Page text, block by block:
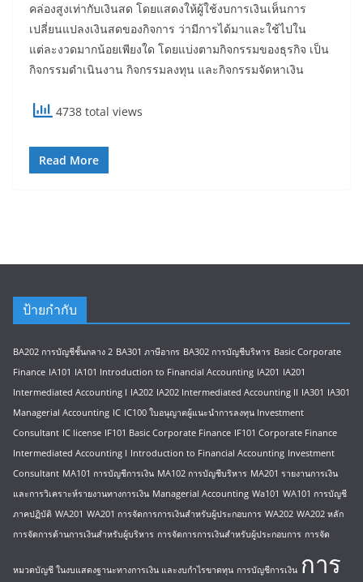
คล่องสูงเท่ากับเงินสด โดยแสดงให้ผู้ใช้งบการเงินเห็นการ
เปลี่ยนแปลงเงินสดของกิจการ ว่ามีการได้มาและใช้ไปใน
แต่ละงวดมากน้อยเพียงใด โดยแบ่งตามกิจกรรมของธุรกิจ เป็น
กิจกรรมดำเนินงาน กิจกรรมลงทุน และกิจกรรมจัดหาเงิน
4738 total views
Read More
ป้ายกำกับ
BA202 การบัญชีชั้นกลาง 2 BA301 ภาษีอากร BA302 การบัญชีบริหาร Basic Corporate
Finance IA101 IA101 Introduction to Financial Accounting IA201 IA201
Intermediated Accounting I IA202 IA202 Intermediated Accounting II IA301 IA301
Managerial Accounting IC IC100 ใบอนุญาตผู้แนะนำการลงทุน Investment
Consultant IC license IF101 Basic Corporate Finance IF101 Corporate Finance
Intermediated Accounting I Introduction to Financial Accounting Investment
Consultant MA101 การบัญชีการเงิน MA102 การบัญชีบริหาร MA201 รายงานการเงิน
และการวิเคราะห์รายงานทางการเงิน Managerial Accounting Wa101 WA101 การบัญชี
ภาคปฏิบัติ WA201 WA201 การจัดการการเงินสำหรับผู้ประกอบการ WA202 WA202 หลัก
การจัดการด้านการเงินสำหรับผู้บริหาร การจัดการการเงินสำหรับผู้ประกอบการ การจัด
หมวดบัญชี ในงบแสดงฐานะทางการเงิน และงบกำไรขาดทุน การบัญชีการเงิน การ